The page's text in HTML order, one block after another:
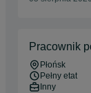
Pracownik
Płońsk
Pełny etat
Inny